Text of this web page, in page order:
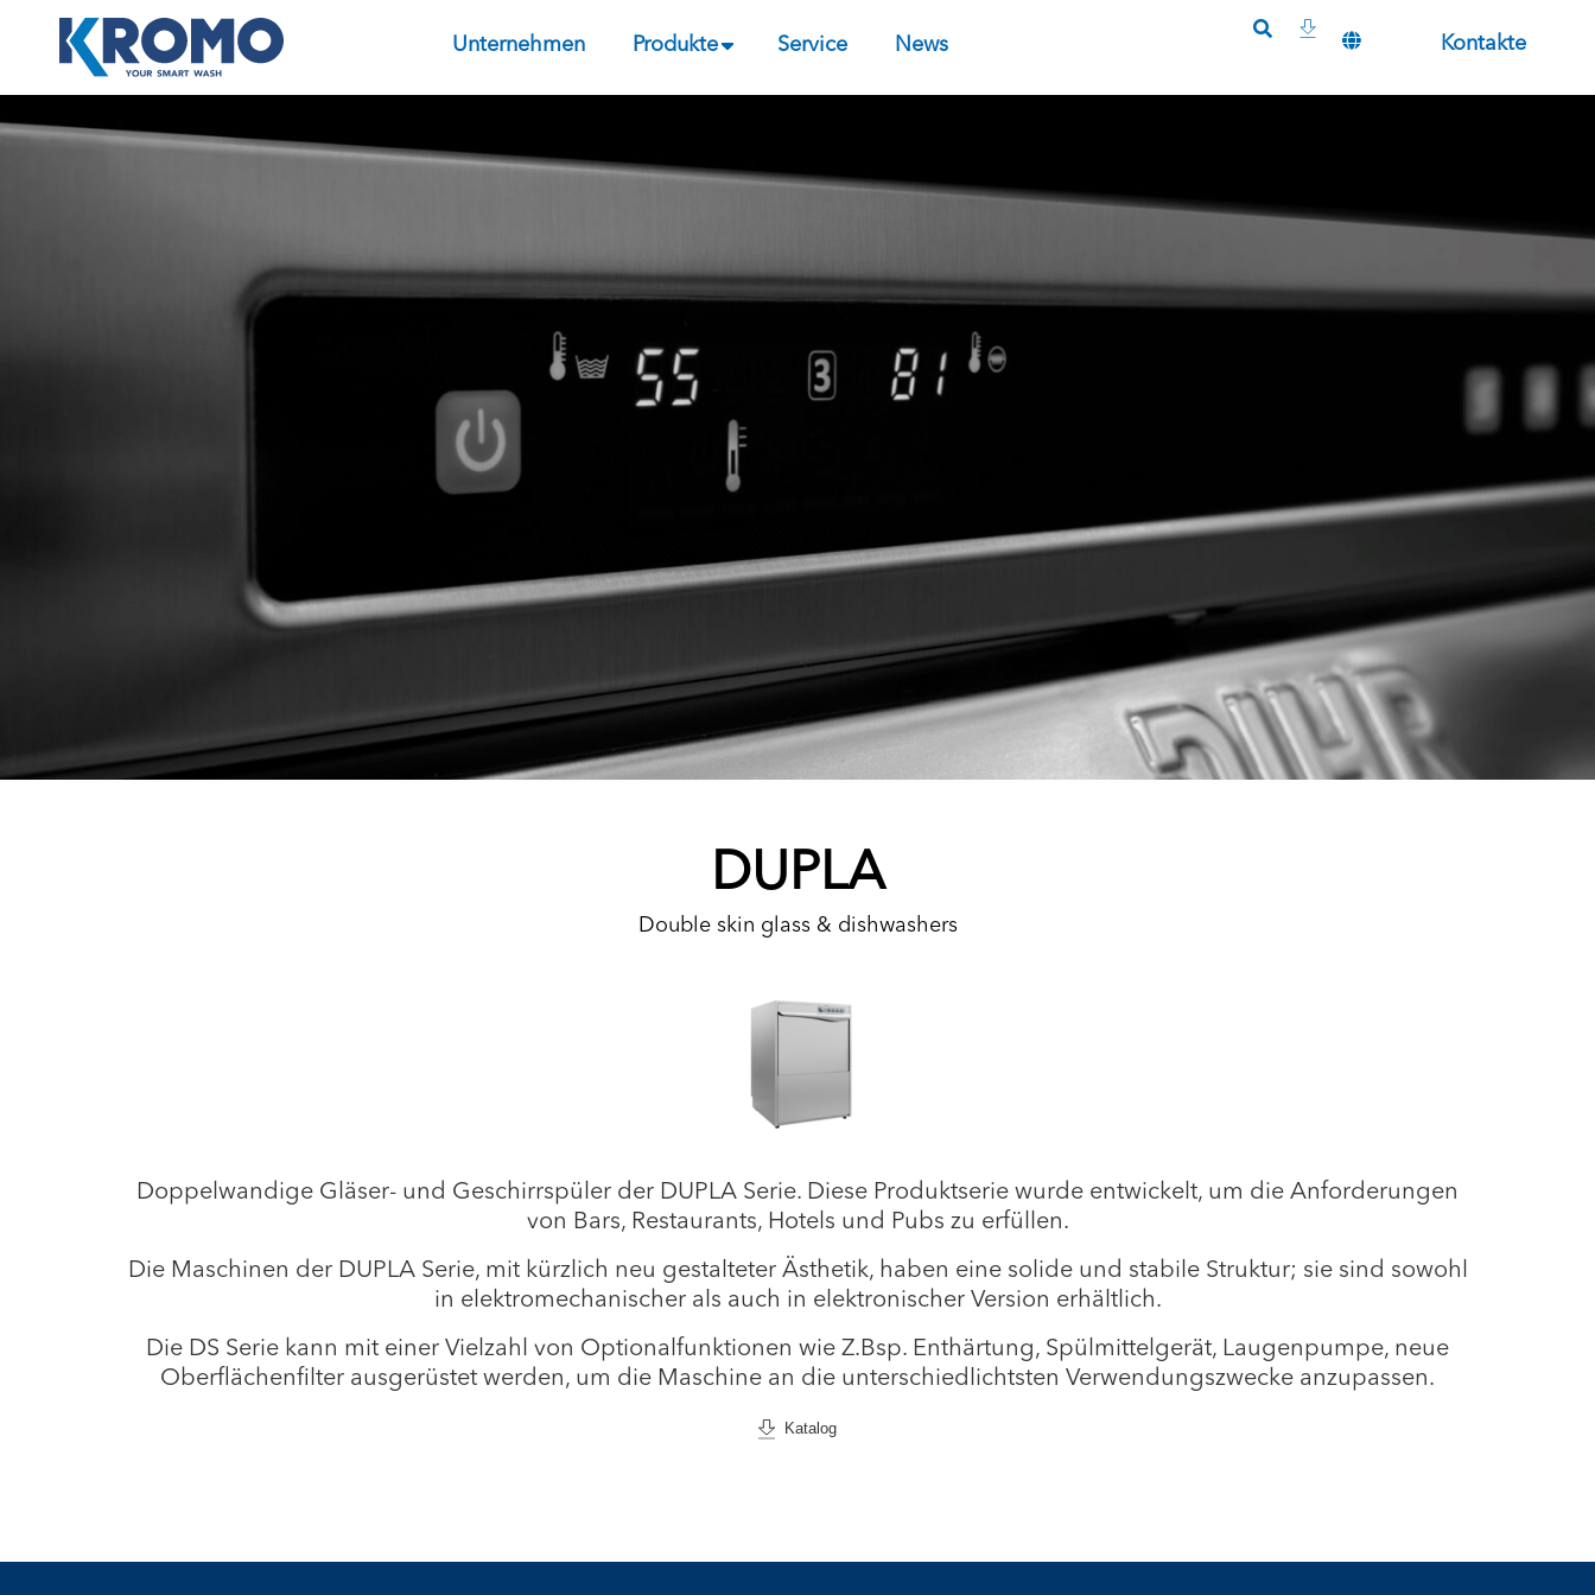
Unternehmen Produkte Service News Kontakte
DUPLA
Double skin glass & dishwashers
Doppelwandige Gläser- und Geschirrspüler der DUPLA Serie. Diese Produktserie wurde entwickelt, um die Anforderungen
von Bars, Restaurants, Hotels und Pubs zu erfüllen.
Die Maschinen der DUPLA Serie, mit kürzlich neu gestalteter Ästhetik, haben eine solide und stabile Struktur; sie sind sowohl
in elektromechanischer als auch in elektronischer Version erhältlich.
Die DS Serie kann mit einer Vielzahl von Optionalfunktionen wie Z.Bsp. Enthärtung, Spülmittelgerät, Laugenpumpe, neue
Oberflächenfilter ausgerüstet werden, um die Maschine an die unterschiedlichtsten Verwendungszwecke anzupassen.
Katalog